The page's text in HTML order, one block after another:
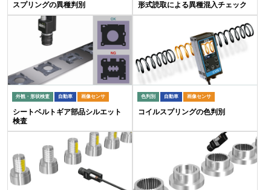
スプリングの異種判別 形式読取による異種混入チェック
外観・形状検査 自動車 画像センサ
シートベルトギア部品シルエット
検査
色判別 自動車 画像センサ
コイルスプリングの色判別